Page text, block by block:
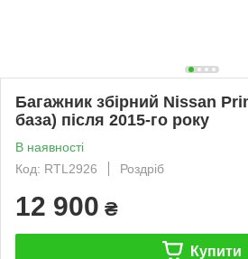
Багажник збірний Nissan
база) після 2015-го року
В наявності
Код: RTL2926
Роздріб
12 900 ₴
Купити